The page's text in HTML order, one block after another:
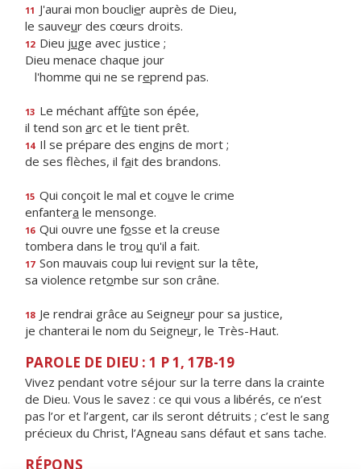
11 J'aurai mon bouclier auprès de Dieu,
le sauveur des cœurs droits.
12 Dieu juge avec justice ;
Dieu menace chaque jour
l'homme qui ne se reprend pas.
13 Le méchant affûte son épée,
il tend son arc et le tient prêt.
14 Il se prépare des engins de mort ;
de ses flèches, il fait des brandons.
15 Qui conçoit le mal et couve le crime
enfantera le mensonge.
16 Qui ouvre une fosse et la creuse
tombera dans le trou qu'il a fait.
17 Son mauvais coup lui revient sur la tête,
sa violence retombe sur son crâne.
18 Je rendrai grâce au Seigneur pour sa justice,
je chanterai le nom du Seigneur, le Très-Haut.
PAROLE DE DIEU : 1 P 1, 17B-19
Vivez pendant votre séjour sur la terre dans la crainte
de Dieu. Vous le savez : ce qui vous a libérés, ce n’est
pas l’or et l’argent, car ils seront détruits ; c’est le sang
précieux du Christ, l’Agneau sans défaut et sans tache.
RÉPONS